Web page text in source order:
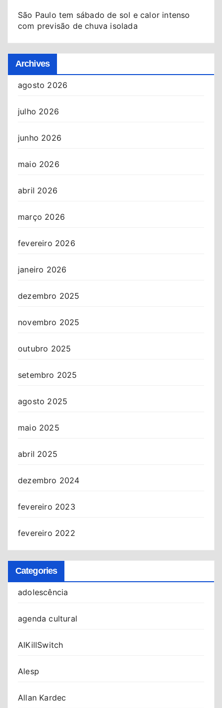
São Paulo tem sábado de sol e calor intenso
com previsão de chuva isolada
Archives
agosto 2026
julho 2026
junho 2026
maio 2026
abril 2026
março 2026
fevereiro 2026
janeiro 2026
dezembro 2025
novembro 2025
outubro 2025
setembro 2025
agosto 2025
maio 2025
abril 2025
dezembro 2024
fevereiro 2023
fevereiro 2022
Categories
adolescência
agenda cultural
AIKillSwitch
Alesp
Allan Kardec